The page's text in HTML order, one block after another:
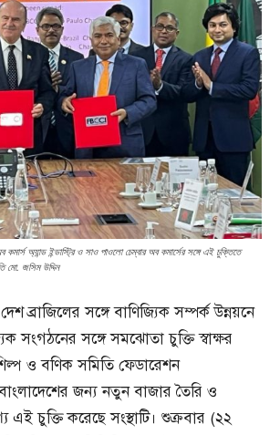
কমার্স অ্যান্ড ইন্ডাস্ট্রি ও সাও পাওলো চেম্বার অব কমার্সের সঙ্গে এই চুক্তিতে
মো. জসিম উদ্দিন
ব্রাজিলের সঙ্গে বাণিজ্যিক সম্পর্ক উন্নয়নে
সংগঠনের সঙ্গে সমঝোতা চুক্তি স্বাক্ষর
ও বণিক সমিতি ফেডারেশন
জন্য নতুন বাজার তৈরি ও
এই চুক্তি করেছে সংস্থাটি। শুক্রবার (২২